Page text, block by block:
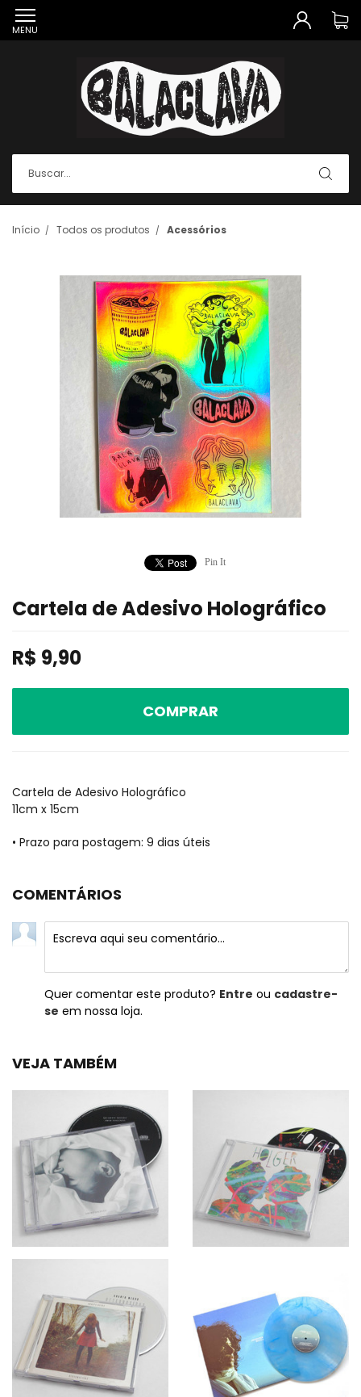
MENU
Início Todos os produtos Acessórios
Pin It
Cartela de Adesivo Holográfico
R$ 9,90
COMPRAR
Cartela de Adesivo Holográfico
11cm x 15cm
• Prazo para postagem: 9 dias úteis
COMENTÁRIOS
Quer comentar este produto? Entre ou cadastre-
se em nossa loja.
VEJA TAMBÉM